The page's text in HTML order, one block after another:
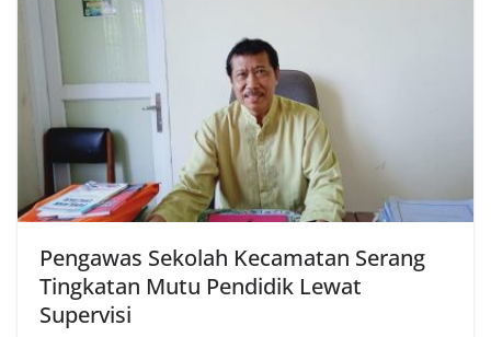
Pengawas Sekolah Kecamatan Serang
Tingkatan Mutu Pendidik Lewat
Supervisi